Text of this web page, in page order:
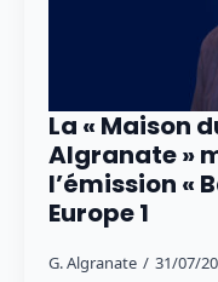
La « Maison
Algranate »
l’émission «
Europe 1
G. Algranate 31/07/